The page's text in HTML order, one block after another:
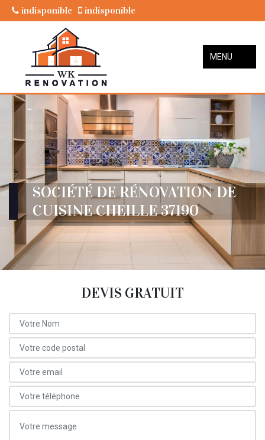
indisponible indisponible
MENU
SOCIÉTÉ DE RÉNOVATION DE
CUISINE CHEILLE 37190
DEVIS GRATUIT